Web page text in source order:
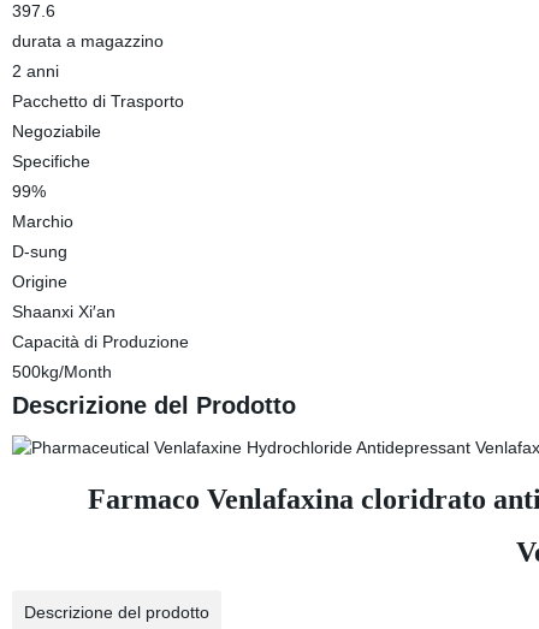
397.6
durata a magazzino
2 anni
Pacchetto di Trasporto
Negoziabile
Specifiche
99%
Marchio
D-sung
Origine
Shaanxi Xi′an
Capacità di Produzione
500kg/Month
Descrizione del Prodotto
Farmaco Venlafaxina cloridrato
Descrizione del prodotto